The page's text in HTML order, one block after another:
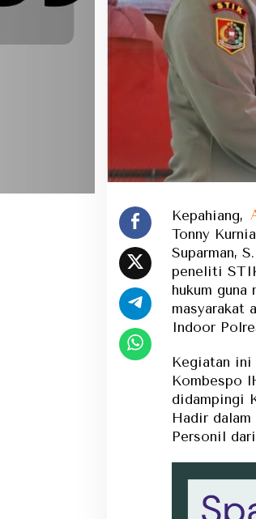
Kepahiang,
Tonny
Suparman,
peneliti
hukum guna
masyarakat
Indoor
Kegiatan
Kombespo
didampingi
Hadir
Personil